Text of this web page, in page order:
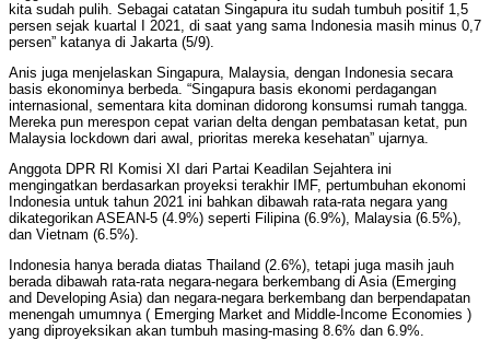
kita sudah pulih. Sebagai catatan Singapura itu sudah tumbuh positif 1,5
persen sejak kuartal I 2021, di saat yang sama Indonesia masih minus 0,7
persen” katanya di Jakarta (5/9).
Anis juga menjelaskan Singapura, Malaysia, dengan Indonesia secara
basis ekonominya berbeda. “Singapura basis ekonomi perdagangan
internasional, sementara kita dominan didorong konsumsi rumah tangga.
Mereka pun merespon cepat varian delta dengan pembatasan ketat, pun
Malaysia lockdown dari awal, prioritas mereka kesehatan” ujarnya.
Anggota DPR RI Komisi XI dari Partai Keadilan Sejahtera ini
mengingatkan berdasarkan proyeksi terakhir IMF, pertumbuhan ekonomi
Indonesia untuk tahun 2021 ini bahkan dibawah rata-rata negara yang
dikategorikan ASEAN-5 (4.9%) seperti Filipina (6.9%), Malaysia (6.5%),
dan Vietnam (6.5%).
Indonesia hanya berada diatas Thailand (2.6%), tetapi juga masih jauh
berada dibawah rata-rata negara-negara berkembang di Asia (Emerging
and Developing Asia) dan negara-negara berkembang dan berpendapatan
menengah umumnya ( Emerging Market and Middle-Income Economies )
yang diproyeksikan akan tumbuh masing-masing 8.6% dan 6.9%.